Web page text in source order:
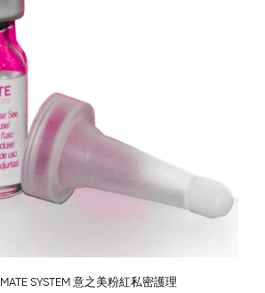
SYSTEM 意之美粉紅私密護理